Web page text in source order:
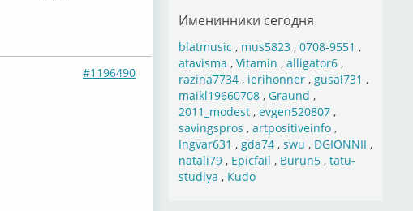
#1196490
Именинники сегодня
blatmusic , mus5823, 0708-9551 ,
atavisma , Vitamin , alligator6,
razina7734, ierihonner, gusal731 ,
maikl19660708, Graund ,
2011_modest, evgen520807,
savingspros , artpositiveinfo,
Ingvar631 , gda74, swu , DGIONNII ,
natali79, Epicfail , Burun5, tatu-
studiya , Kudo